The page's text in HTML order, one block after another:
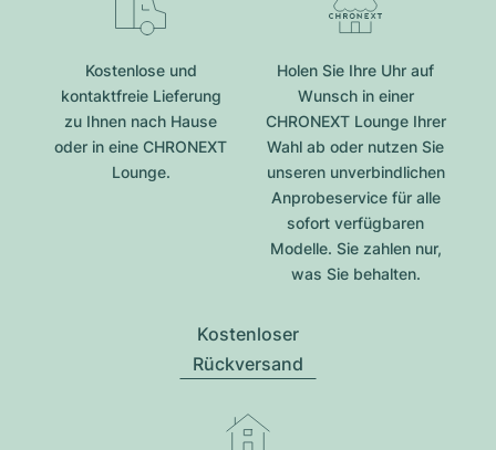
Kostenlose und
kontaktfreie Lieferung
zu Ihnen nach Hause
oder in eine CHRONEXT
Lounge.
Holen Sie Ihre Uhr auf
Wunsch in einer
CHRONEXT Lounge Ihrer
Wahl ab oder nutzen Sie
unseren unverbindlichen
Anprobeservice für alle
sofort verfügbaren
Modelle. Sie zahlen nur,
was Sie behalten.
Kostenloser
Rückversand